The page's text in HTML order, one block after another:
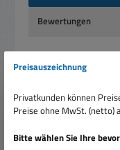
Bewertungen
Produktgalerie
Ähnliche Artikel
Preisauszeichnung
Privatkunden können
Preise ohne MwSt. (netto)
Bitte wählen Sie Ihre